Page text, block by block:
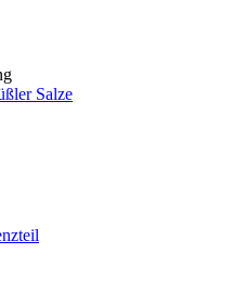
Salze